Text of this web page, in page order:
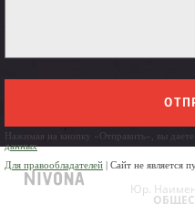
Нажимая на кнопку «Отправить», вы даете
данных
Для правообладателей | Сайт не является
Юр.